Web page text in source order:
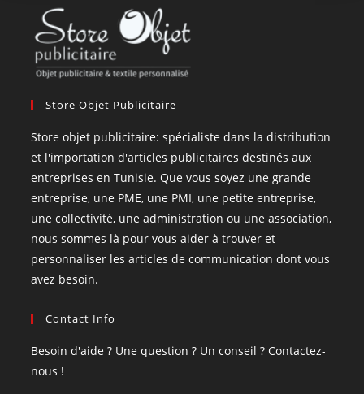
Store Objet Publicitaire
Store objet publicitaire: spécialiste dans la distribution
et l'importation d'articles publicitaires destinés aux
entreprises en Tunisie. Que vous soyez une grande
entreprise, une PME, une PMI, une petite entreprise,
une collectivité, une administration ou une association,
nous sommes là pour vous aider à trouver et
personnaliser les articles de communication dont vous
avez besoin.
Contact Info
Besoin d'aide ? Une question ? Un conseil ? Contactez-
nous !